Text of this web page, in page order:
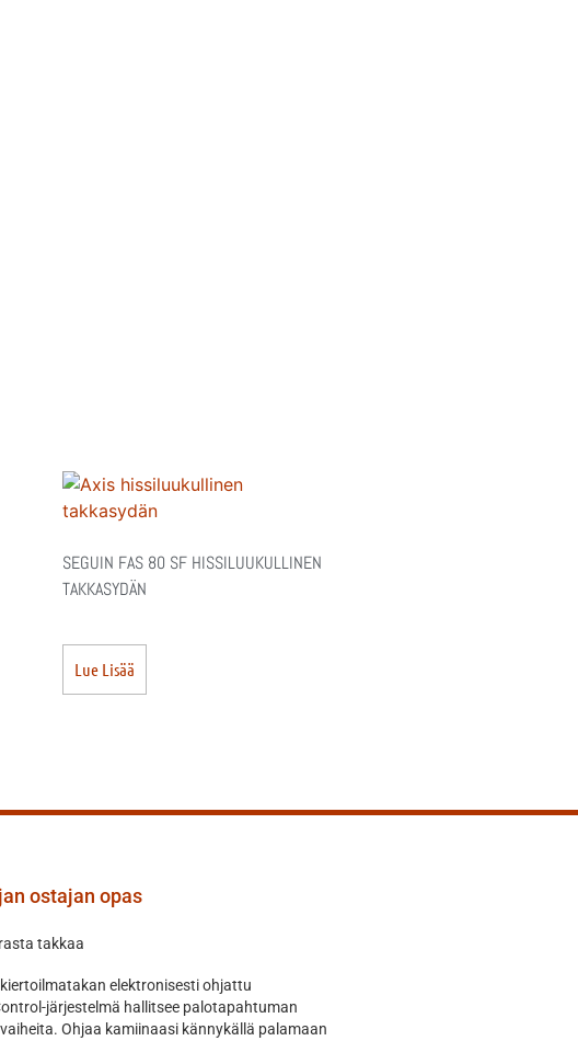
SEGUIN FAS 80 SF HISSILUUKULLINEN
TAKKASYDÄN
Lue Lisää
ostajan opas
takkaa
elektronisesti ohjattu
järjestelmä hallitsee palotapahtuman
Ohjaa kamiinaasi kännykällä palamaan